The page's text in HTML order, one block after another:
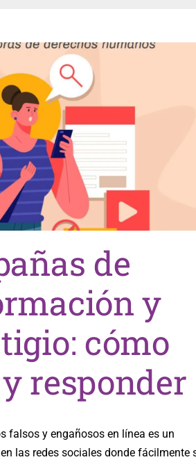
de
y
cómo
responder
falsos y engañosos en línea es un
las redes sociales donde fácilmente